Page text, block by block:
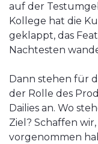
auf der
Kollege hat die
geklappt, das
Nachtesten
Dann stehen für
der Rolle des
Dailies an. Wo
Ziel? Schaffen
vorgenommen